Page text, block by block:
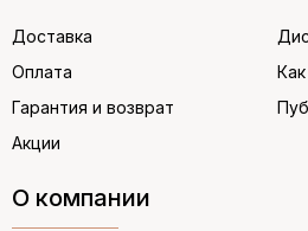
Доставка
Оплата
Гарантия и возврат
Акции
О компании